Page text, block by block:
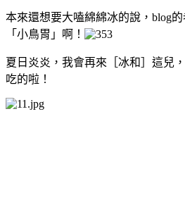
本來還想要大嗑綿綿冰的說，blog
「小鳥胃」啊！
夏日炎炎，我會再來［冰和］這兒
吃的啦！